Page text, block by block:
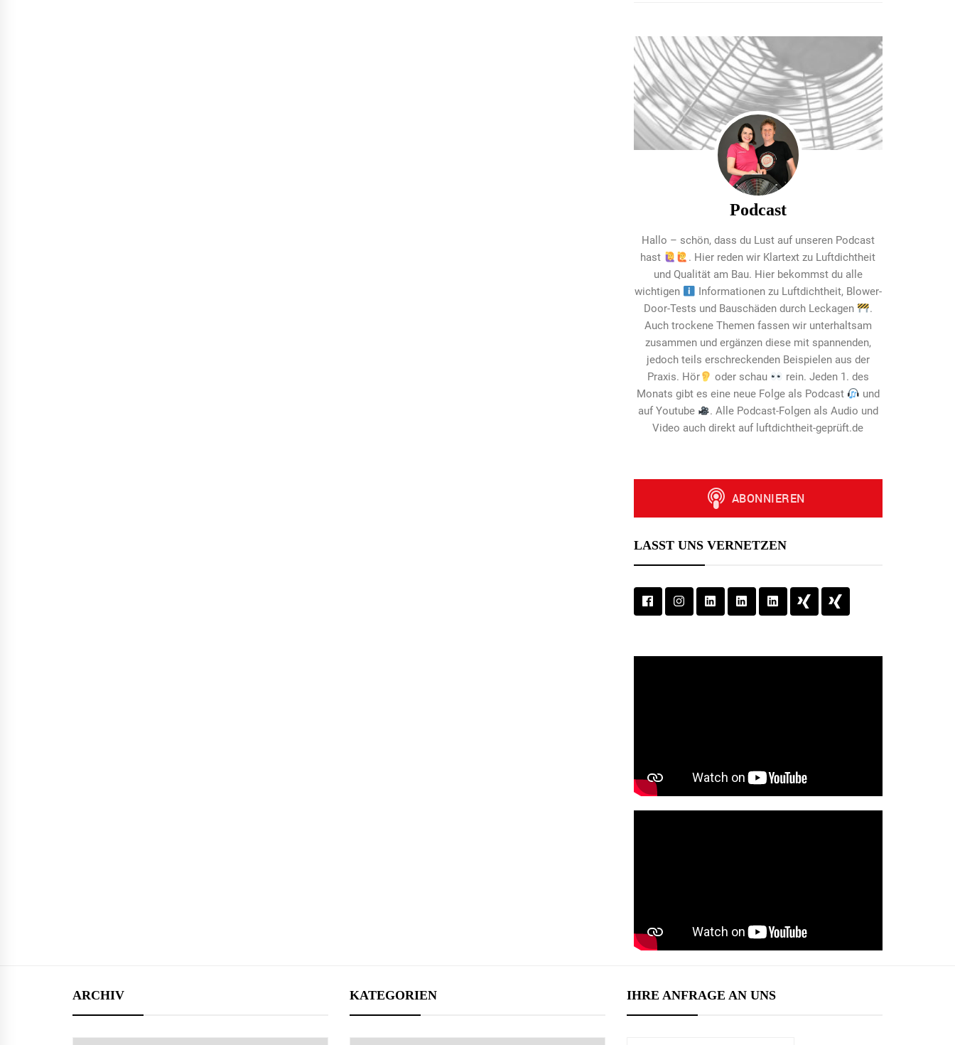
Podcast
Hallo – schön, dass du Lust auf unseren Podcast
hast
. Hier reden wir Klartext zu Luftdichtheit
und Qualität am Bau. Hier bekommst du alle
wichtigen
Informationen zu Luftdichtheit, Blower-
Door-Tests und Bauschäden durch Leckagen
.
Auch trockene Themen fassen wir unterhaltsam
zusammen und ergänzen diese mit spannenden,
jedoch teils erschreckenden Beispielen aus der
Praxis. Hör
oder schau
rein. Jeden 1. des
Monats gibt es eine neue Folge als Podcast
und
auf Youtube
. Alle Podcast-Folgen als Audio und
Video auch direkt auf luftdichtheit-geprüft.de
LASST UNS VERNETZEN
ARCHIV KATEGORIEN IHRE ANFRAGE AN UNS